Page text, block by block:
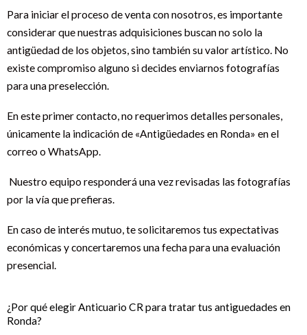
a
p
p
o
p
e
Para iniciar el proceso de venta con nosotros, es importante
considerar que nuestras adquisiciones buscan no solo la
antigüedad de los objetos, sino también su valor artístico. No
existe compromiso alguno si decides enviarnos fotografías
para una preselección.
En este primer contacto, no requerimos detalles personales,
únicamente la indicación de «Antigüedades en Ronda» en el
correo o WhatsApp.
Nuestro equipo responderá una vez revisadas las fotografías
por la vía que prefieras.
En caso de interés mutuo, te solicitaremos tus expectativas
económicas y concertaremos una fecha para una evaluación
presencial.
¿Por qué elegir Anticuario CR para tratar tus antiguedades en
Ronda?